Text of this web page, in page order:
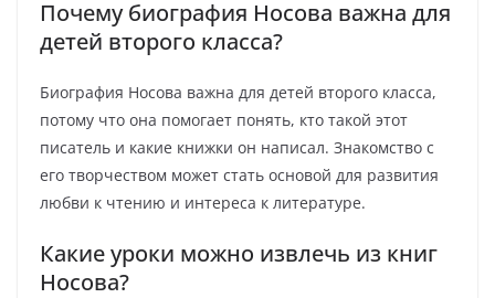
Почему биография Носова важна для
детей второго класса?
Биография Носова важна для детей второго класса,
потому что она помогает понять, кто такой этот
писатель и какие книжки он написал. Знакомство с
его творчеством может стать основой для развития
любви к чтению и интереса к литературе.
Какие уроки можно извлечь из книг
Носова?